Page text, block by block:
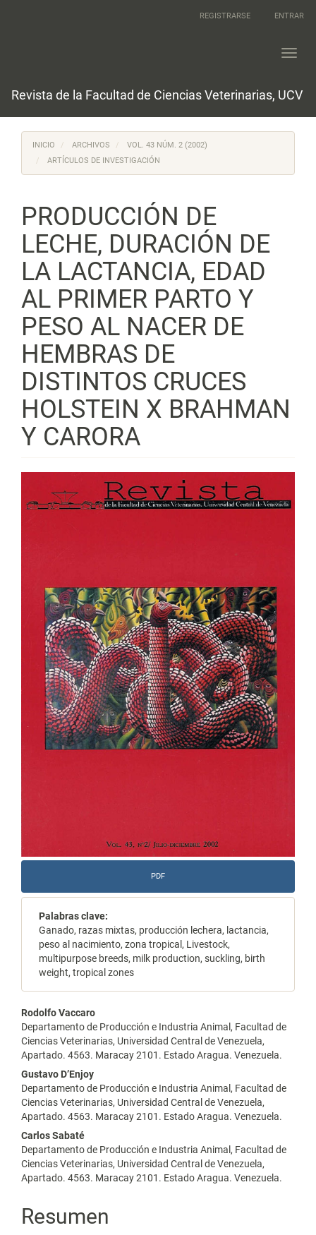
REGISTRARSE ENTRAR
Revista de la Facultad de Ciencias Veterinarias, UCV
INICIO ARCHIVOS
VOL. 43 NÚM. 2 (2002)
ARTÍCULOS DE INVESTIGACIÓN
PRODUCCIÓN DE
LECHE, DURACIÓN DE
LA LACTANCIA, EDAD
AL PRIMER PARTO Y
PESO AL NACER DE
HEMBRAS DE
DISTINTOS CRUCES
HOLSTEIN X BRAHMAN
Y CARORA
Barra
lateral
PDF
Palabras clave:
Ganado, razas mixtas, producción lechera, lactancia,
peso al nacimiento, zona tropical, Livestock,
multipurpose breeds, milk production, suckling, birth
weight, tropical zones
Contenido
principal
del
artículo
Rodolfo Vaccaro
Departamento de Producción e Industria Animal, Facultad de
Ciencias Veterinarias, Universidad Central de Venezuela,
Apartado. 4563. Maracay 2101. Estado Aragua. Venezuela.
Gustavo D’Enjoy
Departamento de Producción e Industria Animal, Facultad de
Ciencias Veterinarias, Universidad Central de Venezuela,
Apartado. 4563. Maracay 2101. Estado Aragua. Venezuela.
Carlos Sabaté
Departamento de Producción e Industria Animal, Facultad de
Ciencias Veterinarias, Universidad Central de Venezuela,
Apartado. 4563. Maracay 2101. Estado Aragua. Venezuela.
Resumen